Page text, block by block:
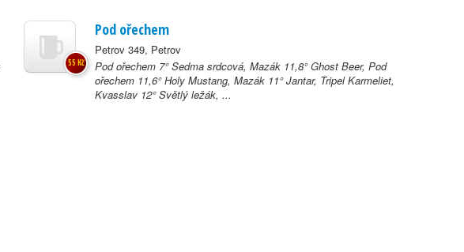
Pod ořechem
Petrov 349, Petrov
Pod ořechem 7° Sedma srdcová, Mazák 11,8° Ghost Beer, Pod
ořechem 11,6° Holy Mustang, Mazák 11° Jantar, Tripel Karmeliet,
Kvasslav 12° Světlý ležák, ...
55 Kč